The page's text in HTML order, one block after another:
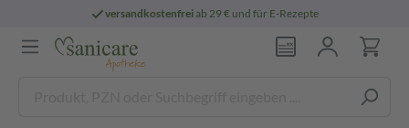
versandkostenfreiab 29 € und für E-Rezepte